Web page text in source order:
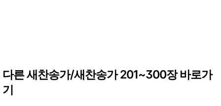
다른 새찬송가/새찬송가 201~300장 바로가
기